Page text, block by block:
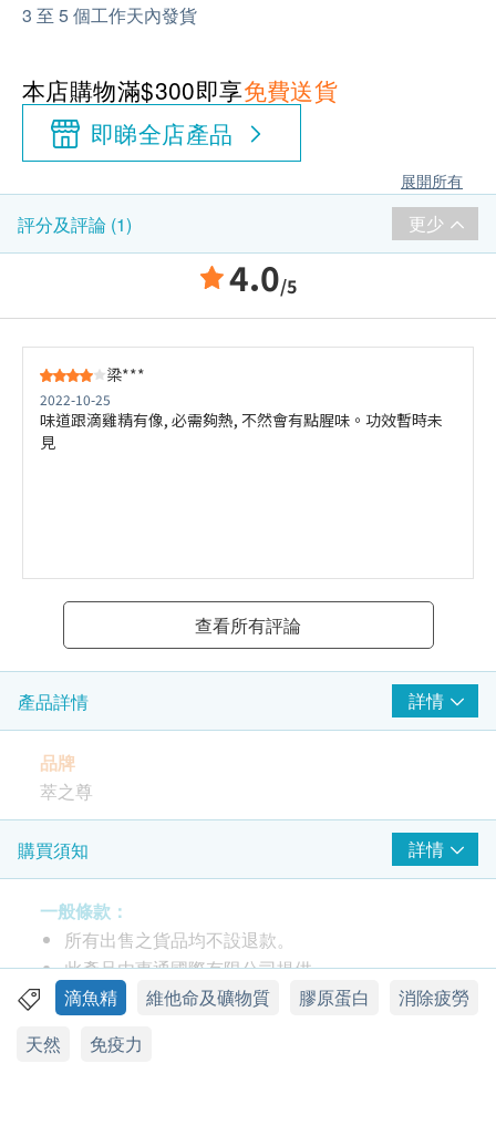
3 至 5 個工作天內發貨
本店購物滿$300即享免費送貨
即睇全店產品
展開所有
評分及評論 (1) 更少
4.0/5
梁***
2022-10-25
味道跟滴雞精有像, 必需夠熱, 不然會有點腥味。功效暫時未
見
查看所有評論
產品詳情 詳情
品牌
萃之尊
包裝
每盒6包，每包50毫升
功效
高營養價值的虱目魚萃飲，優質蛋白質能迅速修復
身體細胞，提高免疫力；小分子容易吸收，促進新
陳代謝。
採用獨特先進萃取技術，保留魚的鮮美而不帶腥
購買須知 詳情
一般條款：
所有出售之貨品均不設退款。
此產品由惠通國際有限公司提供。
如有任何爭議，惠通國際有限公司及健康網購
滴魚精 維他命及礦物質 膠原蛋白
消除疲勞
天然
免疫力